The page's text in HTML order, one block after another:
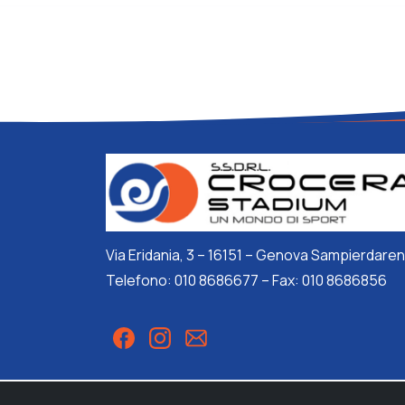
Via Eridania, 3 – 16151 – Genova
Telefono: 010 8686677 – Fax: 010 8686856